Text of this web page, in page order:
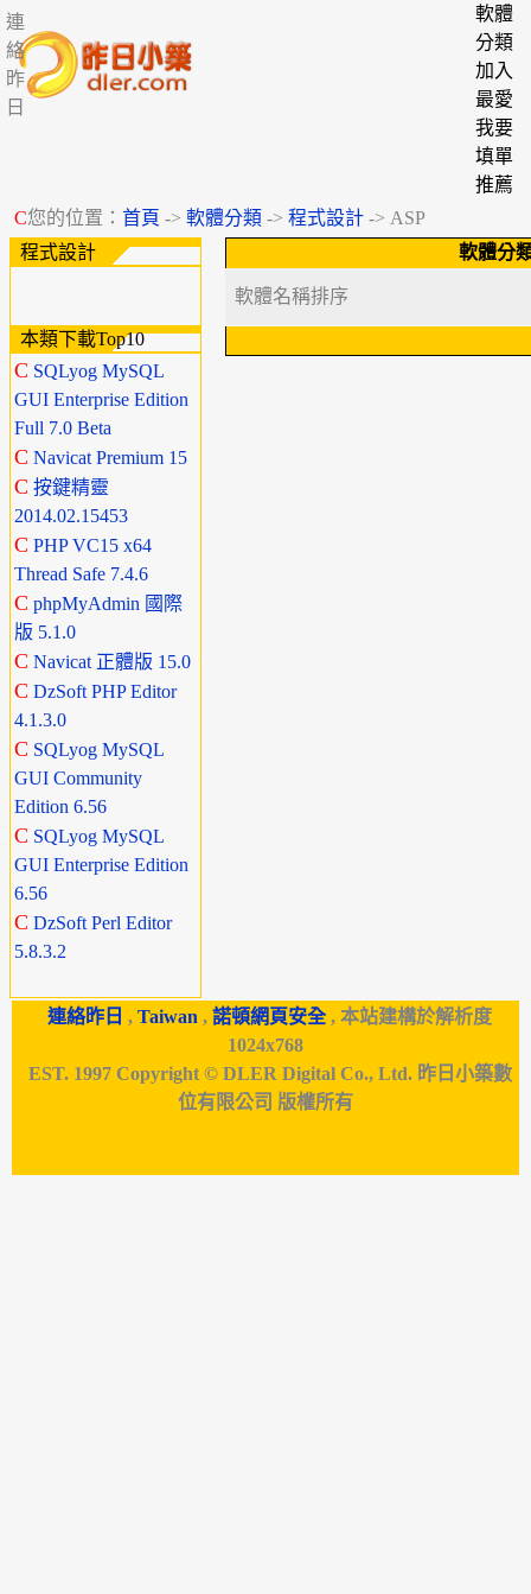
連
絡
昨
日
軟體
分類
加入
最愛
我要
填單
推薦
C您的位置： 首頁 -> 軟體分類 -> 程式設計 -> ASP
程式設計
本類下載Top10
C SQLyog MySQL
GUI Enterprise Edition
Full 7.0 Beta
C Navicat Premium 15
C 按鍵精靈
2014.02.15453
C PHP VC15 x64
Thread Safe 7.4.6
C phpMyAdmin 國際
版 5.1.0
C Navicat 正體版 15.0
C DzSoft PHP Editor
4.1.3.0
C SQLyog MySQL
GUI Community
Edition 6.56
C SQLyog MySQL
GUI Enterprise Edition
6.56
C DzSoft Perl Editor
5.8.3.2
軟體分
軟體名稱排序
連絡昨日 , Taiwan , 諾頓網頁安全, 本站建構於解析度
1024x768
EST. 1997 Copyright © DLER Digital Co., Ltd. 昨日小築數
位有限公司 版權所有